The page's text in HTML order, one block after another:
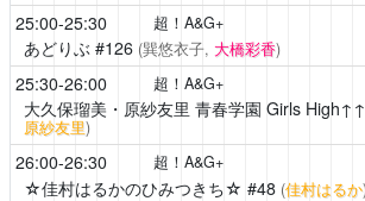
25:00-25:30 超！A&G+
あどりぶ #126 (巽悠衣子, 大橋彩香)
25:30-26:00 超！A&G+
大久保瑠美・原紗友里 青春学園 Girls High↑↑
原紗友里)
26:00-26:30 超！A&G+
☆佳村はるかのひみつきち☆ #48 (佳村はるか